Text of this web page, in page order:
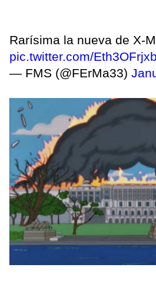
Rarísima la nueva de X-
pic.twitter.com/Eth3OFrjxb
— FMS (@FErMa33)